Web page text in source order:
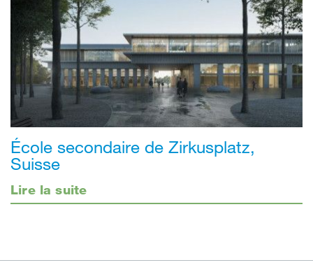
École secondaire de Zirkusplatz,
Suisse
Lire la suite